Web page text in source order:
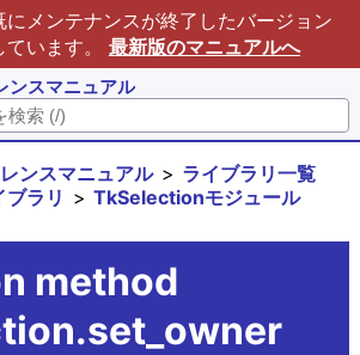
にメンテナンスが終了したバージョン
います。 最新版のマニュアルへ
スマニュアル
ンスマニュアル
ライブラリ一覧
ラリ
TkSelectionモジュール
method